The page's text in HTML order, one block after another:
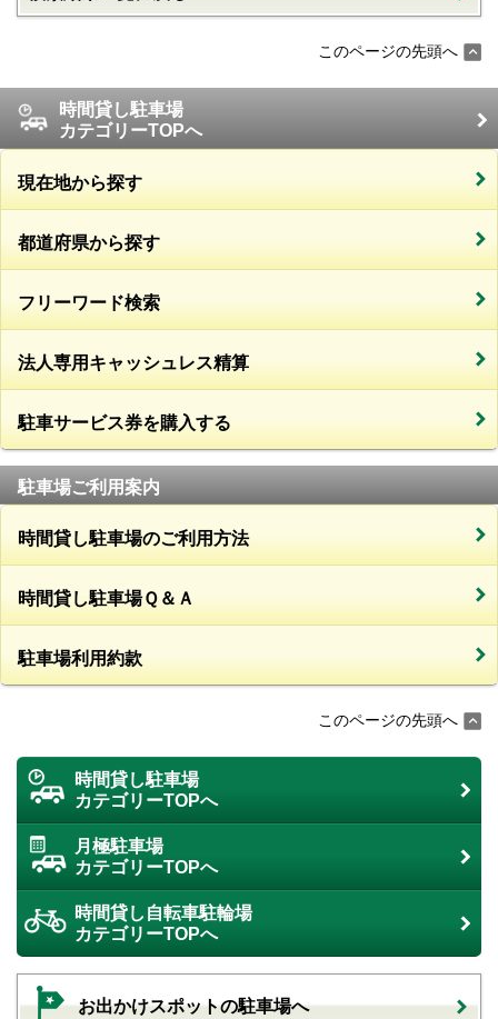
このページの先頭へ
時間貸し駐車場
カテゴリーTOPへ
現在地から探す
都道府県から探す
フリーワード検索
法人専用キャッシュレス精算
駐車サービス券を購入する
駐車場ご利用案内
時間貸し駐車場のご利用方法
時間貸し駐車場Ｑ＆Ａ
駐車場利用約款
このページの先頭へ
時間貸し駐車場
カテゴリーTOPへ
月極駐車場
カテゴリーTOPへ
時間貸し自転車駐輪場
カテゴリーTOPへ
お出かけスポットの駐車場へ